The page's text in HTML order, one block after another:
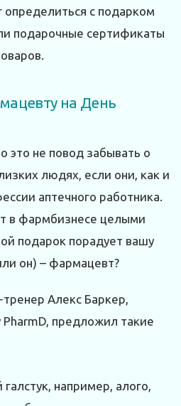
определиться с подарком
подарочные сертификаты
на День
это не повод забывать о
людях, если они, как и
аптечного работника.
в фармбизнесе целыми
подарок порадует вашу
он) – фармацевт?
Алекс Баркер,
PharmD, предложил такие
например, алого,